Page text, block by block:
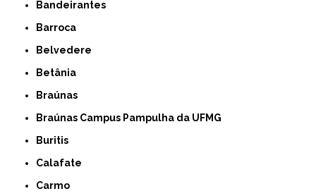
Bandeirantes
Barroca
Belvedere
Betânia
Braúnas
Braúnas Campus Pampulha da UFMG
Buritis
Calafate
Carmo